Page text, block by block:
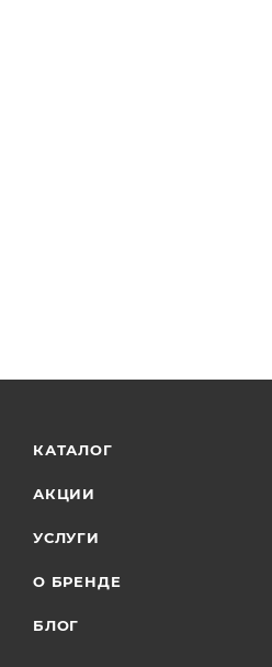
КАТАЛОГ
АКЦИИ
УСЛУГИ
О БРЕНДЕ
БЛОГ